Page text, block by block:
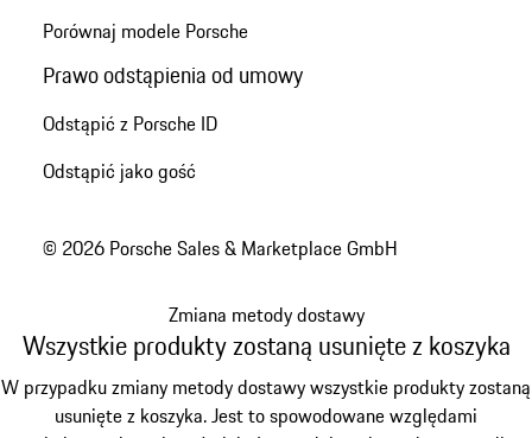
Porównaj modele Porsche
Prawo odstąpienia od umowy
Odstąpić z Porsche ID
Odstąpić jako gość
© 2026 Porsche Sales & Marketplace GmbH
Zmiana metody dostawy
Wszystkie produkty zostaną usunięte z koszyka
W przypadku zmiany metody dostawy wszystkie produkty zostaną
usunięte z koszyka. Jest to spowodowane względami